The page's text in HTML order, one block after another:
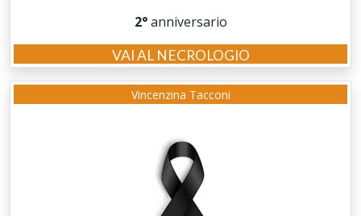
2°anniversario
VAI AL NECROLOGIO
Vincenzina Tacconi